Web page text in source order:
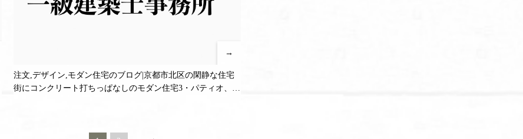
→
注文,デザイン,モダン住宅のブログ|京都市北区の閑静な住宅
街にコンクリート打ちっぱなしのモダン住宅3・パティオ、屋